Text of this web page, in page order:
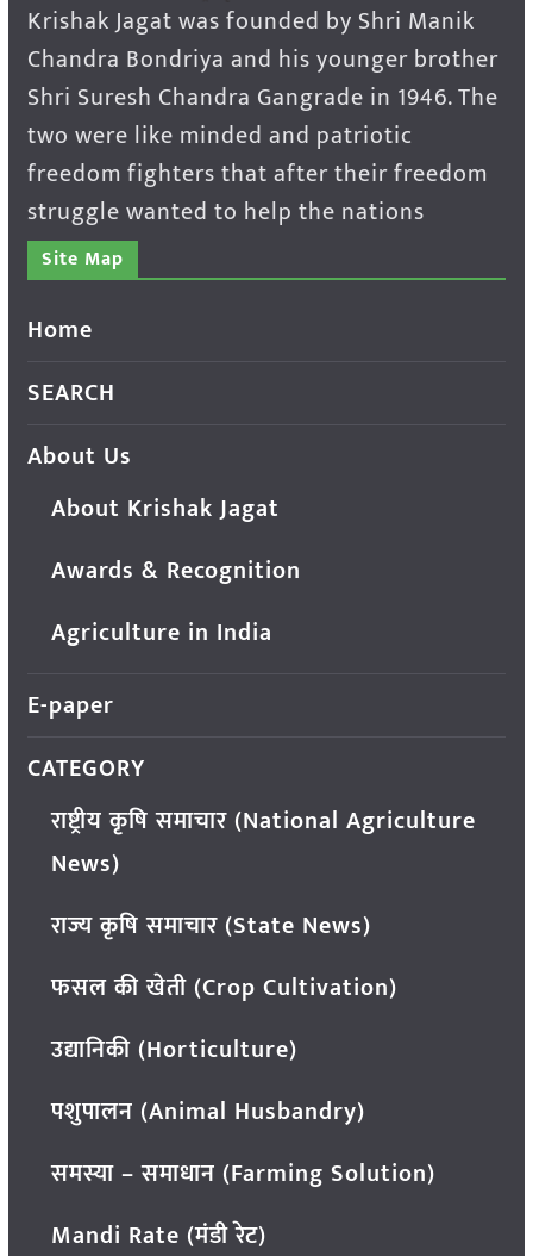
Krishak Jagat was founded by Shri Manik
Chandra Bondriya and his younger brother
Shri Suresh Chandra Gangrade in 1946. The
two were like minded and patriotic
freedom fighters that after their freedom
struggle wanted to help the nations
Site Map
Home
SEARCH
About Us
About Krishak Jagat
Awards & Recognition
Agriculture in India
E-paper
CATEGORY
राष्ट्रीय कृषि समाचार (National Agriculture
News)
राज्य कृषि समाचार (State News)
फसल की खेती (Crop Cultivation)
उद्यानिकी (Horticulture)
पशुपालन (Animal Husbandry)
समस्या – समाधान (Farming Solution)
Mandi Rate (मंडी रेट)